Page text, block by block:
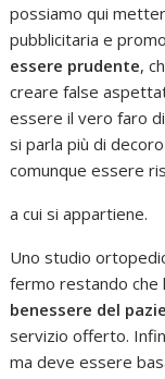
possiamo qui
pubblicitaria e
essere prudente,
creare false
essere il vero faro
si parla più di
comunque essere
a cui si appartiene.
Uno studio
fermo restando che
benessere del
servizio offerto.
ma deve essere